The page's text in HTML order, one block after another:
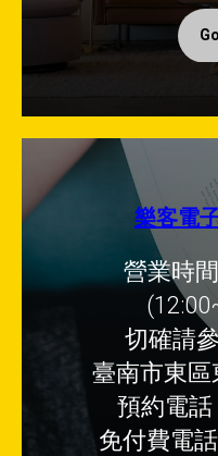
樂客電
營業時
切確請
臺南市東
預約電話
免付費電